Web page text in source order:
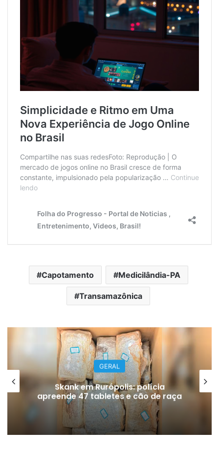
Capotamento Medicilândia-PA
Transamazônica
GERAL
Assédio no Mercadão 2000: Polícia
busca suspeito de agredir jovem